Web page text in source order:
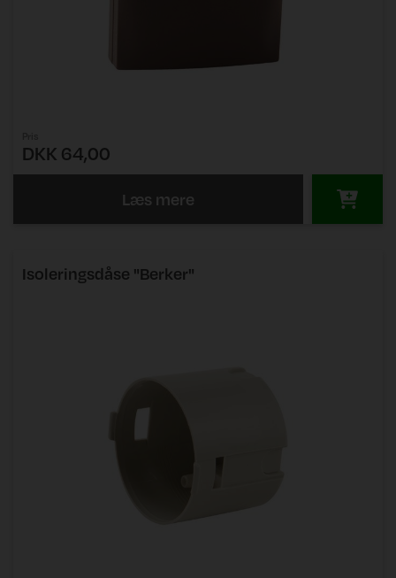
DKK 64,00
Læs mere
Isoleringsdåse "Berker"